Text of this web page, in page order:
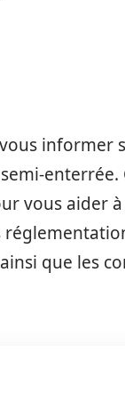
informer
vous aider
que les